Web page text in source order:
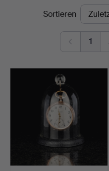
EndpreiseSortieren
1